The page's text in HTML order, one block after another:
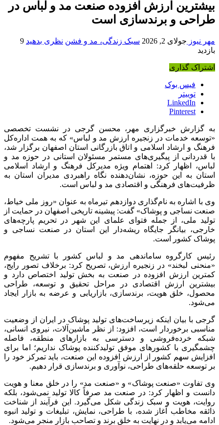
بیشترین ارزش افزوده صنعت مد و لباس در
طراحی و برندسازی است
مهر نیوز جولای 2, 2026 سبک زندگی، مد و فشن نظری بدهید 9
بازدید
اشتراک گذاری
فیس بوک
توییتر
LinkedIn
Pinterest
به گزارش خبرگزاری مهر، محسن گرجی در نشست تخصصی
«توسعه خدمات در زنجیره ارزش مد و لباس» که به همت اداره‌کل
فرهنگ و ارشاد اسلامی و اتاق بازرگانی استان اصفهان برگزار شد،
با قدردانی از پیگیری‌های مستمر مسئولان استانی در حوزه مد و
لباس، اظهار کرد: اهتمام ویژه مدیرکل فرهنگ و ارشاد اسلامی
استان به این حوزه، نشان‌دهنده نگاه راهبردی مدیران استان به
ظرفیت‌های فرهنگی و اقتصادی مد و لباس است.
وی با اشاره به نام‌گذاری دوازدهم تیرماه به عنوان «روز ملی خیاط،
صنعت نساجی و پوشاک» گفت: پیشینه تاریخی اصفهان در حمایت از
تولید ملی، از جمله فتوای علمای این شهر در تحریم پارچه‌های
خارجی، بیانگر جایگاه ریشه‌دار این استان در صنعت نساجی و
پوشاک کشور است.
رئیس کارگروه ساماندهی مد و لباس کشور با تشریح مفهوم
«منحنی لبخند» در زنجیره ارزش، تصریح کرد: برخلاف تصور رایج،
کمترین ارزش افزوده در صنعت به بخش تولید اختصاص دارد و
بیشترین ارزش اقتصادی در مراحل تحقیق و توسعه، طراحی
محصول، خلق هویت، برندسازی، بازاریابی و عرضه به بازار ایجاد
می‌شود.
گرجی با بیان اینکه زیرساخت‌های تولید پوشاک در ایران از وضعیت
مناسبی برخوردار است، افزود: از نظر ماشین‌آلات، نیروی انسانی،
شبکه خرده‌فروشی و دسترسی به بازارهای منطقه، فاصله
چشمگیری با کشورهای موفق تولیدکننده پوشاک نداریم؛ اما برای
افزایش سهم کشور از ارزش افزوده این صنعت، باید تمرکز خود را
بر توسعه حلقه‌های طراحی، نوآوری و برندسازی قرار دهیم.
وی تفاوت «صنعت پوشاک» و «صنعت مد» را در خلق معنا و هویت
دانست و اظهار کرد: در صنعت مد صرفاً کالا تولید نمی‌شود، بلکه
روایت، هویت و سبک زندگی شکل می‌گیرد. این فرآیند از شناخت
ذائقه مخاطب آغاز شده، با طراحی، نمایش، تبلیغات و تولید انبوه
ادامه می‌یابد و در نهایت به خلق برند و تصاحب بازار منجر می‌شود.